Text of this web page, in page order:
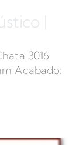
|
3016
Acabado: